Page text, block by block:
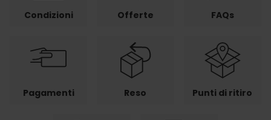
Condizioni Offerte FAQs
Pagamenti Reso Punti di ritiro